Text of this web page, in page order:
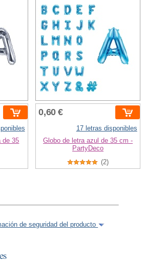
de 35
0,60 €
17 letras disponibles
Globo de letra azul de 35 cm -
PartyDeco
(2)
de seguridad del producto